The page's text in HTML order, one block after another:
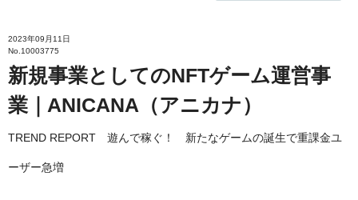
2023年09月11日
No.10003775
新規事業としてのNFTゲーム運営事
業｜ANICANA（アニカナ）
TREND REPORT 遊んで稼ぐ！ 新たなゲームの誕生で重課金ユ
ーザー急増